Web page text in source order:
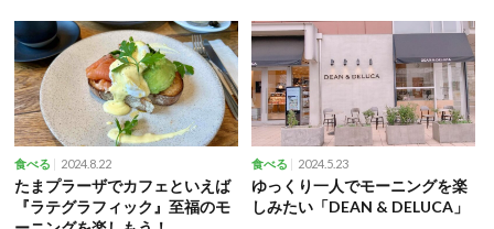
食べる 2024.8.22
たまプラーザでカフェといえば
『ラテグラフィック』至福のモ
食べる 2024.5.23
ゆっくり一人でモーニングを楽
しみたい「DEAN & DELUCA」